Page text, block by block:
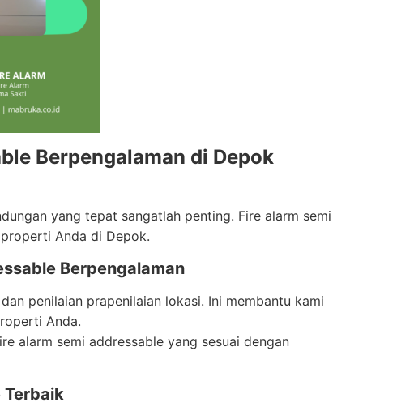
Berpengalaman di Depok
yang tepat sangatlah penting. Fire alarm semi
Anda di Depok.
Berpengalaman
penilaian prapenilaian lokasi. Ini membantu kami
Anda.
alarm semi addressable yang sesuai dengan
Terbaik